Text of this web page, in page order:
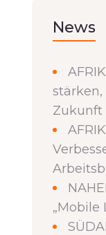
News
Zukunft
„Mobile